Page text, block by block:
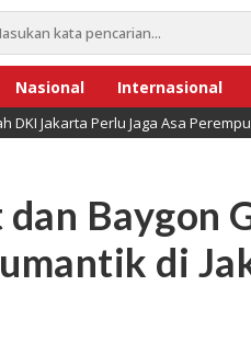
Nasional Internasional
Bisnis
DKI Jakarta Perlu Jaga Asa
Baygon
di